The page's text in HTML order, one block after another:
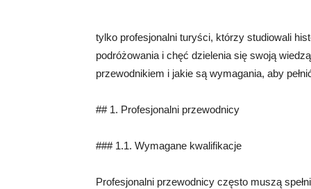
tylko profesjonalni turyści, którzy studiowali
podróżowania i chęć dzielenia się swoją
przewodnikiem i jakie są wymagania, aby
## 1. Profesjonalni przewodnicy
### 1.1. Wymagane kwalifikacje
Profesjonalni przewodnicy często muszą